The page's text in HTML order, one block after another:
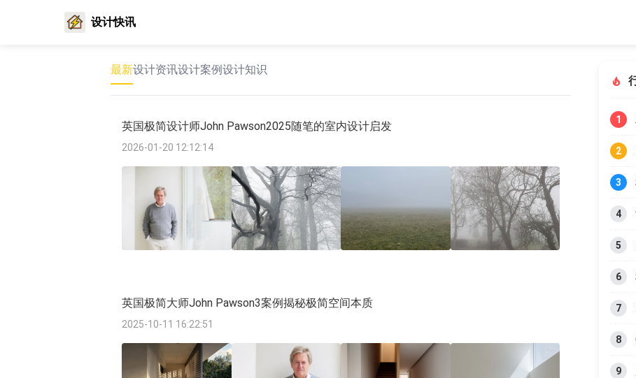
设计快讯
最新设计资讯设计案例设计知识
英国极简设计师John Pawson2025随笔的室内设计启发
2026-01-20 12:12:14
英国极简大师John Pawson3案例揭秘极简空间本质
2025-10-11 16:22:51
1
2
3
4
5
6
7
8
9